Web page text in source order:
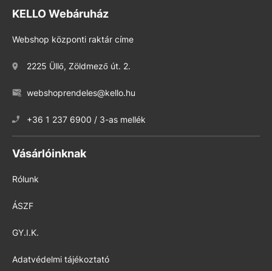
KELLO Webáruház
Webshop központi raktár címe
2225 Üllő, Zöldmező út. 2.
webshoprendeles@kello.hu
+36 1 237 6900 / 3-as mellék
Vásárlóinknak
Rólunk
ÁSZF
GY.I.K.
Adatvédelmi tájékoztató